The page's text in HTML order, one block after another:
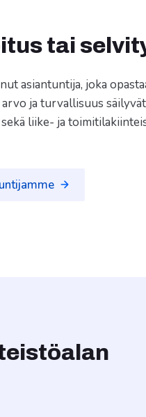
tai
asiantuntija, joka
ja turvallisuus
liike- ja